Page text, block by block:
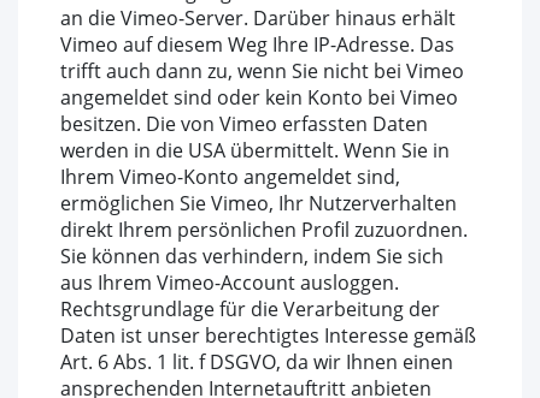
an die Vimeo-Server. Darüber hinaus erhält
Vimeo auf diesem Weg Ihre IP-Adresse. Das
trifft auch dann zu, wenn Sie nicht bei Vimeo
angemeldet sind oder kein Konto bei Vimeo
besitzen. Die von Vimeo erfassten Daten
werden in die USA übermittelt. Wenn Sie in
Ihrem Vimeo-Konto angemeldet sind,
ermöglichen Sie Vimeo, Ihr Nutzerverhalten
direkt Ihrem persönlichen Profil zuzuordnen.
Sie können das verhindern, indem Sie sich
aus Ihrem Vimeo-Account ausloggen.
Rechtsgrundlage für die Verarbeitung der
Daten ist unser berechtigtes Interesse gemäß
Art. 6 Abs. 1 lit. f DSGVO, da wir Ihnen einen
ansprechenden Internetauftritt anbieten